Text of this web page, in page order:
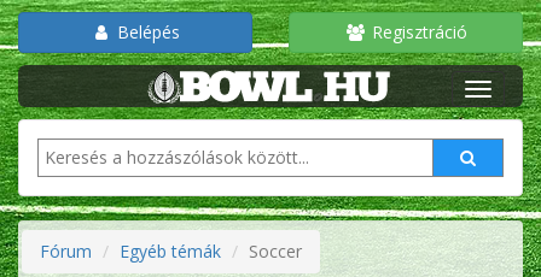
Belépés Regisztráció
Fórum Egyéb témák Soccer